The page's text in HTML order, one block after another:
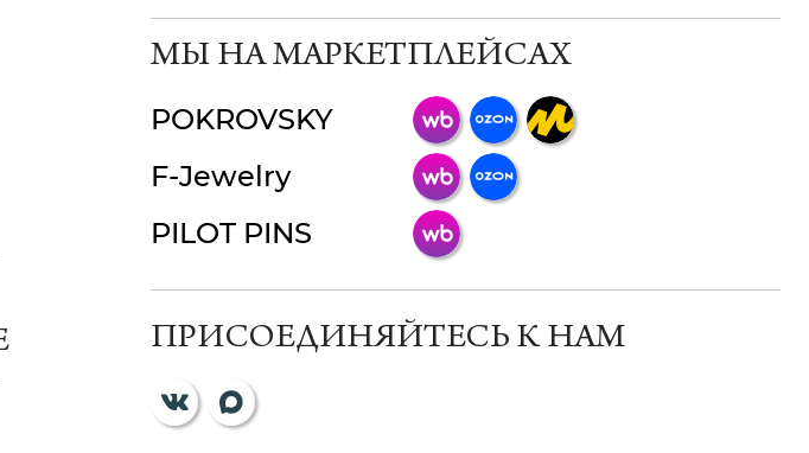
МЫ НА МАРКЕТПЛЕЙСАХ
POKROVSKY
F-Jewelry
PILOT PINS
ПРИСОЕДИНЯЙТЕСЬ К НАМ
ChatApp
мессенджер!